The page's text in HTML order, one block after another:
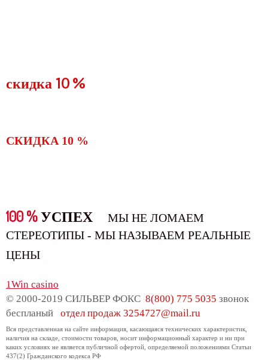
скидка 10 %
СКИДКА 10 %
100 %УСПЕХ
МЫ НЕ ЛОМАЕМ
СТЕРЕОТИПЫ - МЫ НАЗЫВАЕМ РЕАЛЬНЫЕ
ЦЕНЫ
1Win casino
© 2000-2019 СИЛЬВЕР ФОКС 8(800) 775 5035 звонок
беспланый
отдел продаж 3254727@mail.ru
Вся представленная на сайте информация, касающаяся технических характеристик,
наличия на складе, стоимости товаров, носит информационный характер и ни при
каких условиях не является публичной офертой, определяемой положениями Статьи
437(2) Гражданского кодекса РФ